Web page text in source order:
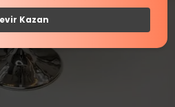
Kazan